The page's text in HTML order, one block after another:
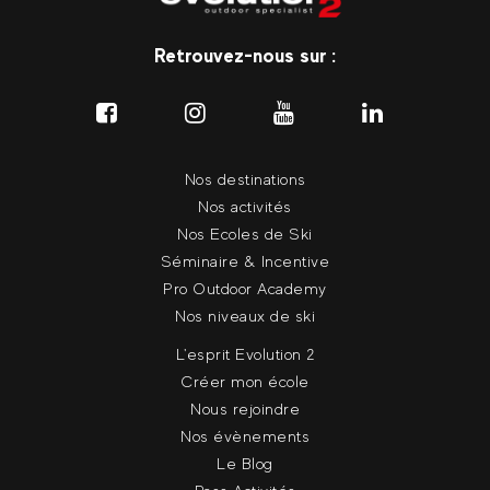
Retrouvez-nous sur :
Nos destinations
Nos activités
Nos Ecoles de Ski
Séminaire & Incentive
Pro Outdoor Academy
Nos niveaux de ski
L'esprit Evolution 2
Créer mon école
Nous rejoindre
Nos évènements
Le Blog